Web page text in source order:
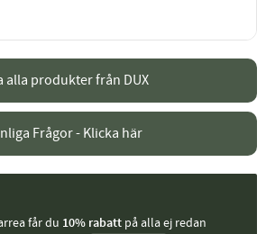
alla produkter från DUX
Frågor - Klicka här
får du 10% rabatt på alla ej redan